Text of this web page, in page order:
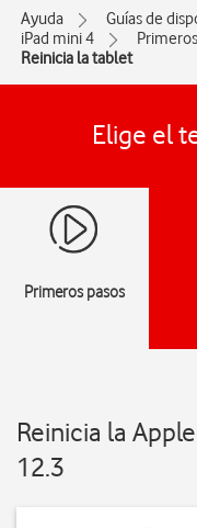
Ayuda Guías de
iPad mini 4
Reinicia la tablet
Elige el
Primeros pasos
Reinicia la
12.3